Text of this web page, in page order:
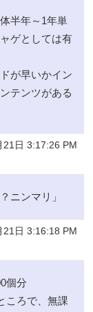
半年～1年単
ゲとしては有
が早いかイン
テンツがある
21日 3:17:26 PM
ニンマリ」
21日 3:16:18 PM
個分
ころで、無課